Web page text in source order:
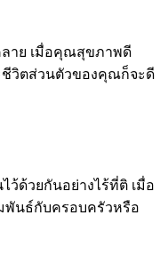
าย เมื่อคุณสุขภาพดี
ชีวิตส่วนตัวของคุณก็จะดี
ว้ด้วยกันอย่างไร้ที่ติ เมื่อ
พันธ์กับครอบครัวหรือ